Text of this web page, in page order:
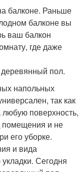
балконе. Раньше
балконе вы
ваш балкон
где даже
пол.
напольных
так как
любую поверхность,
и не
его уборке.
и вида
Сегодня